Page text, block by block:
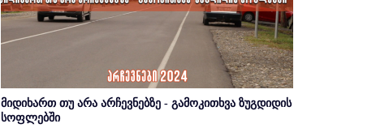
მიდიხართ თუ არა არჩევნებზე - გამოკითხვა ზუგდიდის
სოფლებში